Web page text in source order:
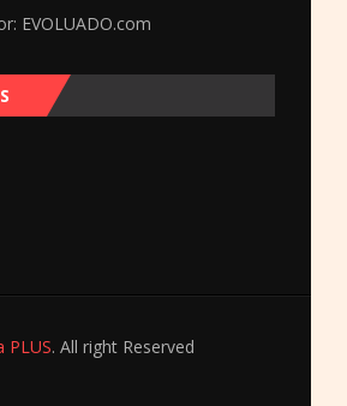
EVOLUADO.com
PLUS. All right Reserved